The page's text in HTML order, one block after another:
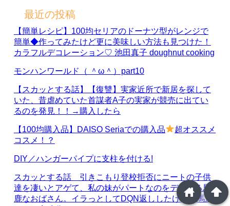
最近の投稿
【簡単レシピ】100均セリアのドーナツ型がレンジで
簡単◆作ってみたけど更に美味しい方法も見つけた！
カラフルデコレーション♡ 池田真子 doughnut cooking
モンハンワールド（ ＾ω＾）part10
【スカッとする話】【復讐】実家近所で新居を探して
いた、昔虐めていた首謀者A子の実家が競売に出てい
るのを発見！！→購入したら
【100均購入品】DAISO Seriaでの購入品
超オススメ
コスメ！？
DIY／ハンガーパイプに支柱を付ける!
スカッとする話 引きこもり登校拒否にニートの子供
達を凄いとアゲて、私の妹がパートなのをディスる馬
鹿なおばさん。イラっとしてDQN返ししたけど、馬鹿 arrowup
home